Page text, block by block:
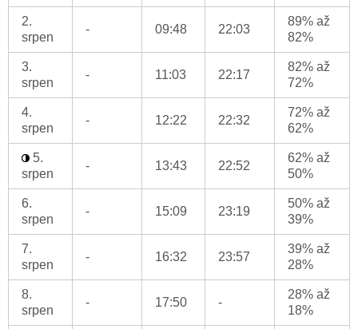
2.
srpen
- 09:48 22:03
89% až
82%
3.
srpen
- 11:03 22:17
82% až
72%
4.
srpen
- 12:22 22:32
72% až
62%
5.
srpen
- 13:43 22:52
62% až
50%
6.
srpen
- 15:09 23:19
50% až
39%
7.
srpen
- 16:32 23:57
39% až
28%
8.
srpen
- 17:50 -
28% až
18%